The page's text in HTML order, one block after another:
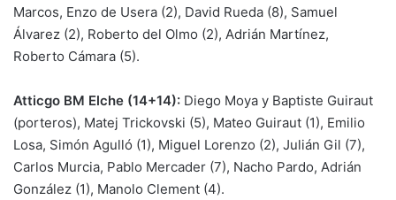
Marcos, Enzo de Usera (2), David Rueda (8), Samuel
Álvarez (2), Roberto del Olmo (2), Adrián Martínez,
Roberto Cámara (5).
Atticgo BM Elche (14+14): Diego Moya y Baptiste Guiraut
(porteros), Matej Trickovski (5), Mateo Guiraut (1), Emilio
Losa, Simón Agulló (1), Miguel Lorenzo (2), Julián Gil (7),
Carlos Murcia, Pablo Mercader (7), Nacho Pardo, Adrián
González (1), Manolo Clement (4).